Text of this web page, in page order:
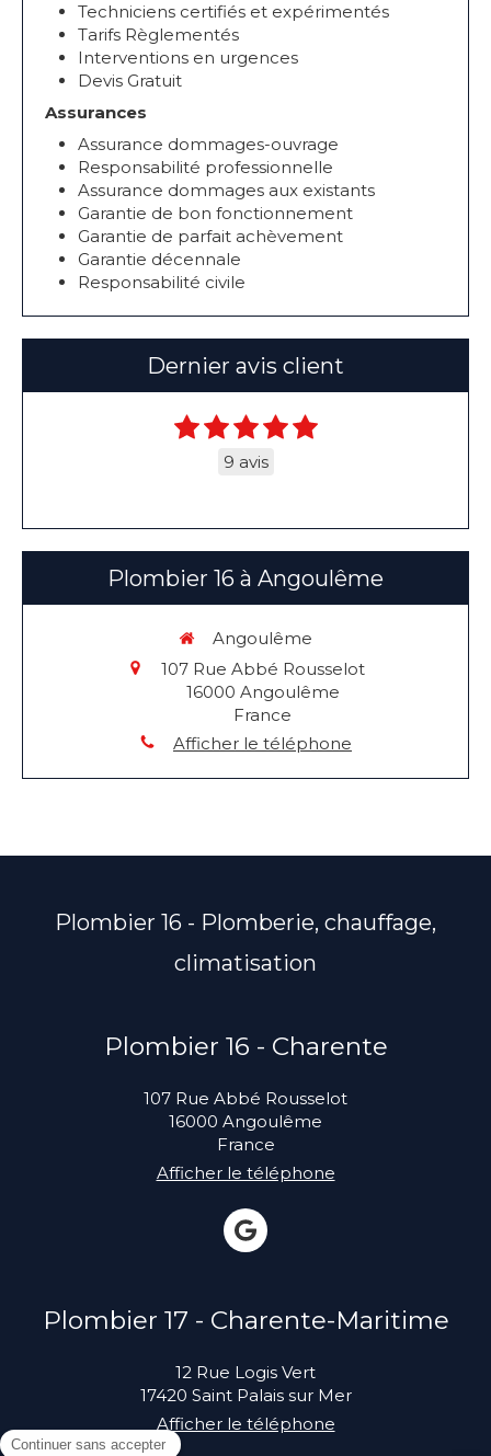
Techniciens certifiés et expérimentés
Tarifs Règlementés
Interventions en urgences
Devis Gratuit
Assurances
Assurance dommages-ouvrage
Responsabilité professionnelle
Assurance dommages aux existants
Garantie de bon fonctionnement
Garantie de parfait achèvement
Garantie décennale
Responsabilité civile
Dernier avis client
9 avis
Plombier 16 à Angoulême
Angoulême
107 Rue Abbé Rousselot
16000 Angoulême
France
Afficher le téléphone
Plombier 16 - Plomberie, chauffage,
climatisation
Plombier 16 - Charente
107 Rue Abbé Rousselot
16000 Angoulême
France
Afficher le téléphone
Plombier 17 - Charente-Maritime
12 Rue Logis Vert
17420 Saint Palais sur Mer
Afficher le téléphone